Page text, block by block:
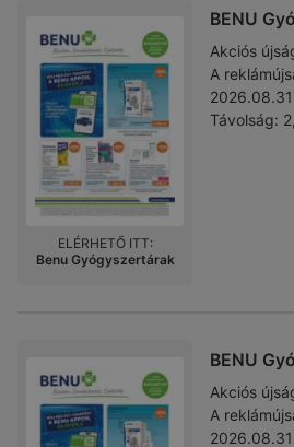
BENU
Akciós
A
2026.08.31
Távolság:
ELÉRHETŐ ITT:
Benu Gyógyszertárak
BENU
Akciós
A
2026.08.31